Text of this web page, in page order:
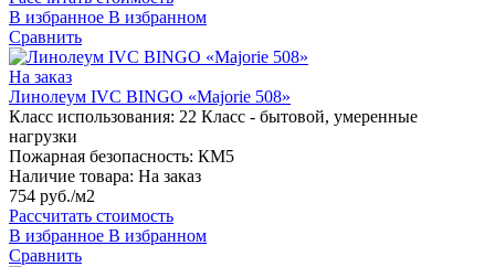
В избранное В избранном
Сравнить
На заказ
Линолеум IVC BINGO «Majorie 508»
Класс использования: 22 Класс - бытовой, умеренные
нагрузки
Пожарная безопасность: КМ5
Наличие товара: На заказ
754 руб./м2
Рассчитать стоимость
В избранное В избранном
Сравнить